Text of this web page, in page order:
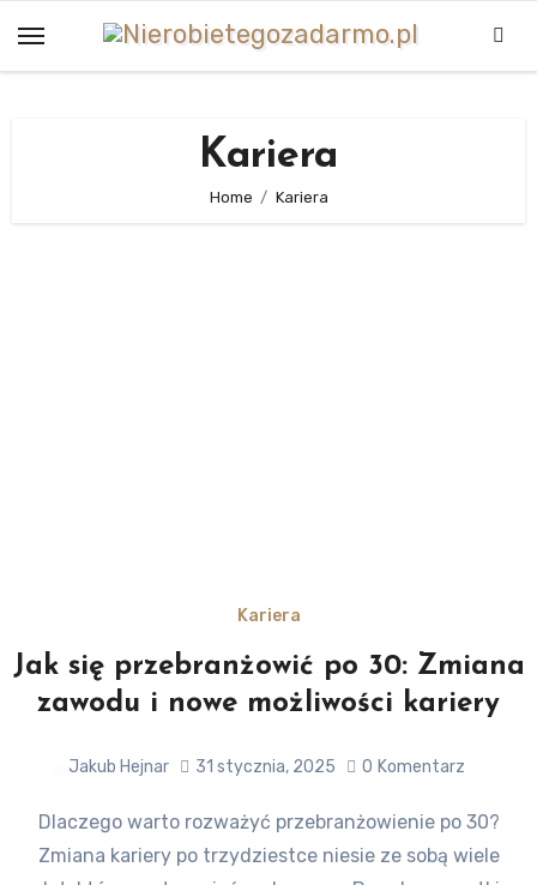
Kariera
Home Kariera
Kariera
Jak się przebranżowić po 30: Zmiana
zawodu i nowe możliwości kariery
Jakub Hejnar 31 stycznia, 2025 0 Komentarz
Dlaczego warto rozważyć przebranżowienie po 30?
Zmiana kariery po trzydziestce niesie ze sobą wiele